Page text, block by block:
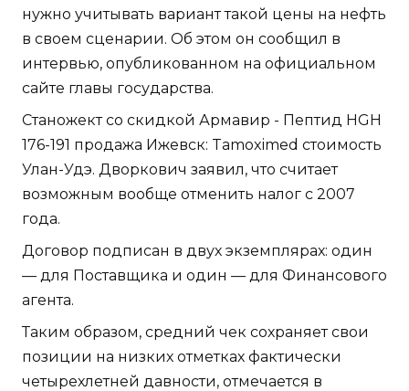
нужно учитывать вариант такой цены на нефть
в своем сценарии. Об этом он сообщил в
интервью, опубликованном на официальном
сайте главы государства.
Станожект со скидкой Армавир - Пептид HGH
176-191 продажа Ижевск: Tamoximed стоимость
Улан-Удэ. Дворкович заявил, что считает
возможным вообще отменить налог с 2007
года.
Договор подписан в двух экземплярах: один
— для Поставщика и один — для Финансового
агента.
Таким образом, средний чек сохраняет свои
позиции на низких отметках фактически
четырехлетней давности, отмечается в